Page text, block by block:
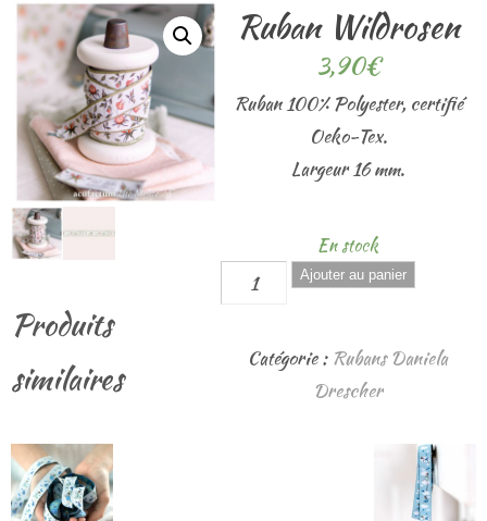
Ruban Wildrosen
3,90€
Ruban 100% Polyester, certifié
Oeko-Tex.
Largeur 16 mm.
En stock
quantité
de
Wildrosen
Ajouter au panier
Catégorie : Rubans Daniela
Drescher
Produits
similaires